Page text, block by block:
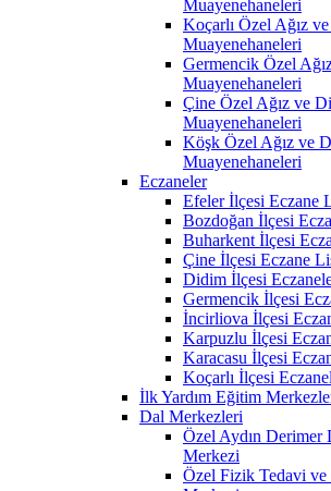
Muayenehaneleri
Koçarlı Özel Ağız ve
Muayenehaneleri
Germencik Özel
Muayenehaneleri
Çine Özel Ağız ve
Muayenehaneleri
Köşk Özel Ağız ve
Muayenehaneleri
Eczaneler
Efeler İlçesi Eczane
Bozdoğan İlçesi
Buharkent İlçesi
Çine İlçesi Eczane
Didim İlçesi
Germencik İlçesi
İncirliova İlçesi
Karpuzlu İlçesi
Karacasu İlçesi
Koçarlı İlçesi
İlk Yardım Eğitim
Dal Merkezleri
Özel Aydın Derimer
Merkezi
Özel Fizik Tedavi